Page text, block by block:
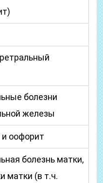
болезни
железы
и оофорит
болезнь матки,
матки (в т.ч.